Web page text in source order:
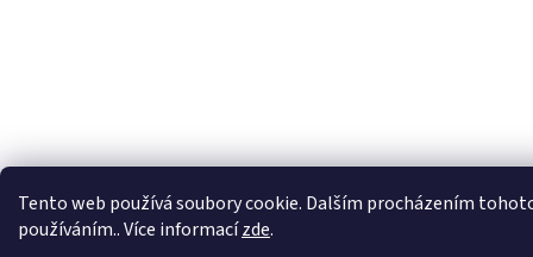
Tento web používá soubory cookie. Dalším procházením
používáním.. Více informacízde.